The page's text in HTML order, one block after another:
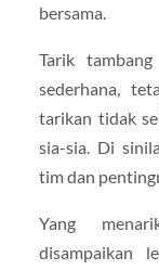
bersama.
Tarik
sederhana,
tarikan tidak
sia-sia. Di
tim dan
Yang
disampaikan